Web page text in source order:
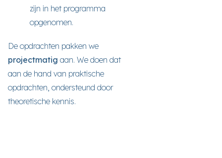
zijn in het programma
opgenomen.
De opdrachten pakken we
projectmatig aan. We doen dat
aan de hand van praktische
opdrachten, ondersteund door
theoretische kennis.